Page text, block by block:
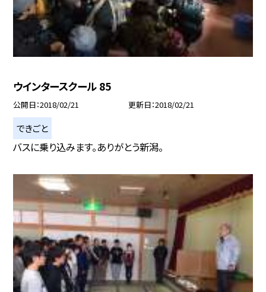
ウインタースクール 85
公開日 2018/02/21 更新日 2018/02/21
できごと
バスに乗り込みます。ありがとう新潟。